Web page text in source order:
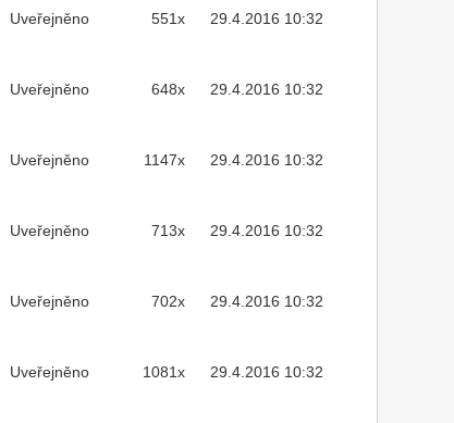
Uveřejněno 551x 29.4.2016 10:32
Uveřejněno 648x 29.4.2016 10:32
Uveřejněno 1147x 29.4.2016 10:32
Uveřejněno 713x 29.4.2016 10:32
Uveřejněno 702x 29.4.2016 10:32
Uveřejněno 1081x 29.4.2016 10:32